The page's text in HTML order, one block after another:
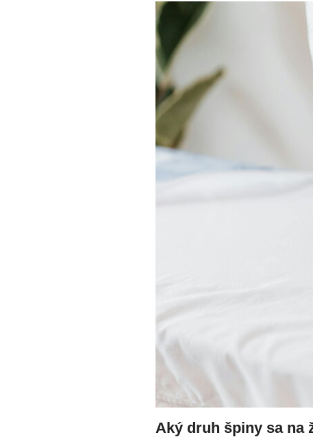
Aký druh špiny sa na